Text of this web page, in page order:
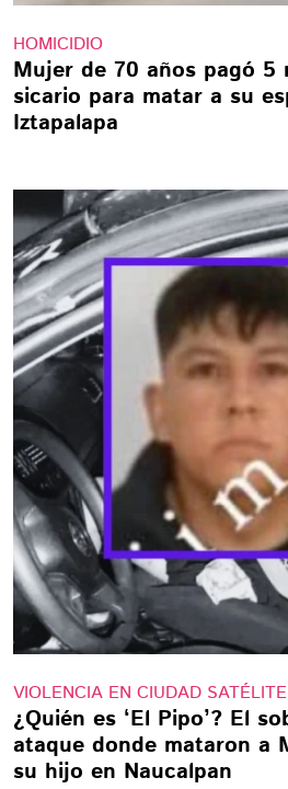
HOMICIDIO
Mujer de 70 años pagó 5
sicario para matar a su
Iztapalapa
VIOLENCIA EN CIUDAD SATÉLITE
¿Quién es ‘El Pipo’? El
ataque donde mataron a
su hijo en Naucalpan